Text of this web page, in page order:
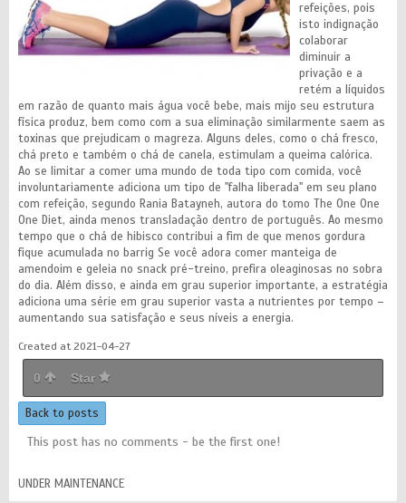
refeições, pois
isto indignação
colaborar
diminuir a
privação e a
retém a líquidos
em razão de quanto mais água você bebe, mais mijo seu estrutura
física produz, bem como com a sua eliminação similarmente saem as
toxinas que prejudicam o magreza. Alguns deles, como o chá fresco,
chá preto e também o chá de canela, estimulam a queima calórica.
Ao se limitar a comer uma mundo de toda tipo com comida, você
involuntariamente adiciona um tipo de "falha liberada" em seu plano
com refeição, segundo Rania Batayneh, autora do tomo The One One
One Diet, ainda menos transladação dentro de português. Ao mesmo
tempo que o chá de hibisco contribui a fim de que menos gordura
fique acumulada no barrig Se você adora comer manteiga de
amendoim e geleia no snack pré-treino, prefira oleaginosas no sobra
do dia. Além disso, e ainda em grau superior importante, a estratégia
adiciona uma série em grau superior vasta a nutrientes por tempo –
aumentando sua satisfação e seus níveis a energia.
Created at 2021-04-27
0 Star
Back to posts
This post has no comments - be the first one!
UNDER MAINTENANCE